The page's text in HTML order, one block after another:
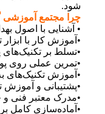
چرا مجتمع آموزشی گیلار
• آشنایی با اصول
•آموزش کار با ابزار
•تسلط بر تکنیک‌های
•تمرین عملی روی
•آموزش تکنیک‌های به‌روز
•پشتیبانی و آموزش
•مدرک معتبر فنی و
•آماده‌سازی کامل برای